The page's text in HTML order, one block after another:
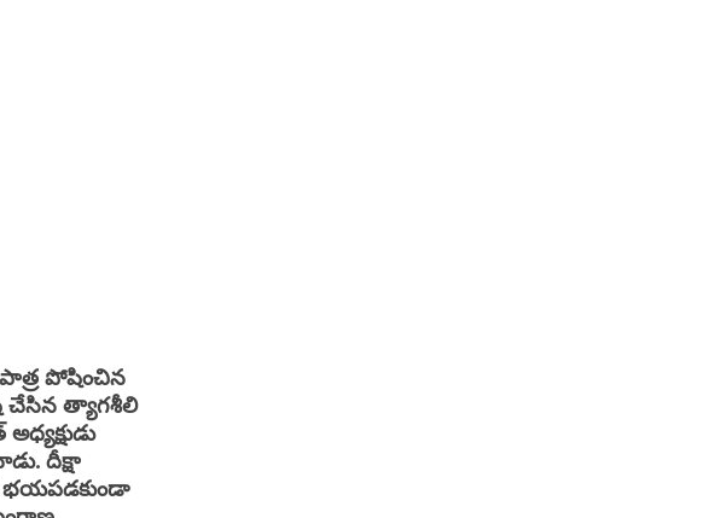
పోషించిన
చేసిన త్యాగశీలి
దీక్షా
భయపడకుండా